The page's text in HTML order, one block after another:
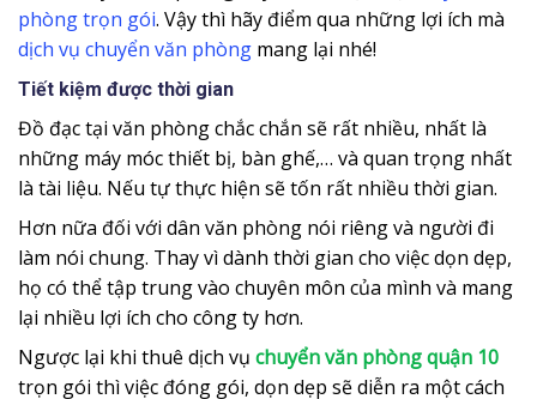
phòng trọn gói. Vậy thì hãy điểm qua những lợi ích mà
dịch vụ chuyển văn phòng mang lại nhé!
Tiết kiệm được thời gian
Đồ đạc tại văn phòng chắc chắn sẽ rất nhiều, nhất là
những máy móc thiết bị, bàn ghế,… và quan trọng nhất
là tài liệu. Nếu tự thực hiện sẽ tốn rất nhiều thời gian.
Hơn nữa đối với dân văn phòng nói riêng và người đi
làm nói chung. Thay vì dành thời gian cho việc dọn dẹp,
họ có thể tập trung vào chuyên môn của mình và mang
lại nhiều lợi ích cho công ty hơn.
Ngược lại khi thuê dịch vụ chuyển văn phòng quận 10
trọn gói thì việc đóng gói, dọn dẹp sẽ diễn ra một cách